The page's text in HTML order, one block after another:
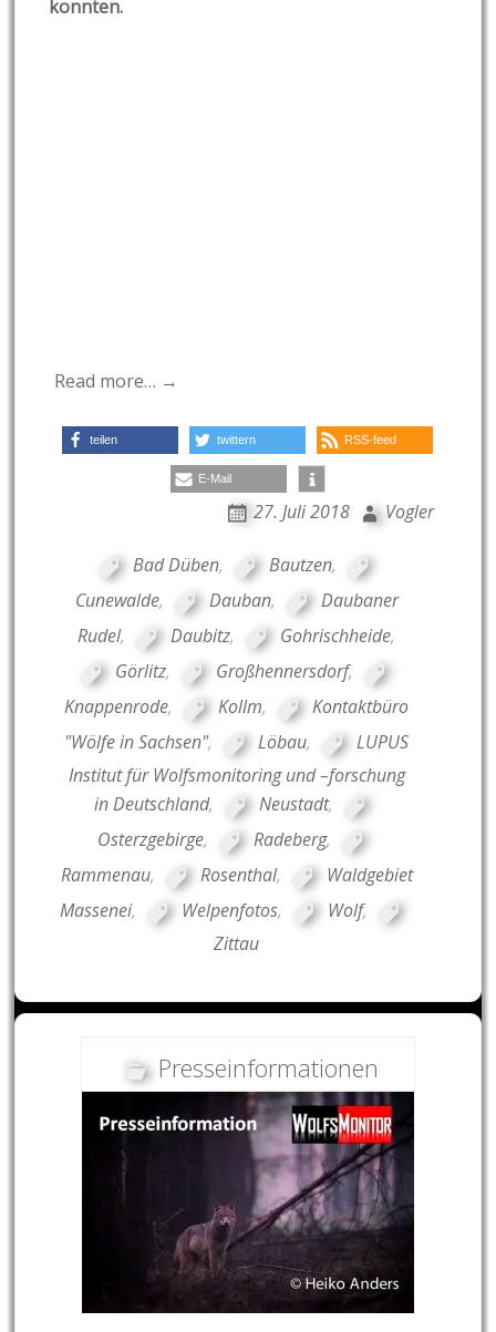
konnten.
Read more… →
teilen twittern RSS-feed
E-Mail
27. Juli 2018 Vogler
Bad Düben, Bautzen,
Cunewalde, Dauban,
Daubaner
Rudel, Daubitz, Gohrischheide,
Görlitz, Großhennersdorf,
Knappenrode, Kollm,
Kontaktbüro
"Wölfe in Sachsen", Löbau,
LUPUS
Institut für Wolfsmonitoring und –forschung
in Deutschland, Neustadt,
Osterzgebirge, Radeberg,
Rammenau, Rosenthal,
Waldgebiet
Massenei, Welpenfotos, Wolf,
Zittau
Presseinformationen